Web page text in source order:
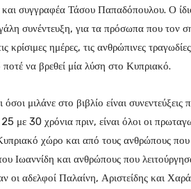
συγγραφέα Τάσου Παπαδόπουλου. Ο
συνέντευξη, για τα πρόσωπα που τον
κρίσιμες ημέρες, τις ανθρώπινες
να βρεθεί μία λύση στο Κυπριακό.
μιλάνε στο βιβλίο είναι
με 30 χρόνια πριν, είναι όλοι οι
χώρο και από τους ανθρώπους
Ιωαννίδη και ανθρώπους που
οι αδελφοί Παλαίνη, Αριστείδης και